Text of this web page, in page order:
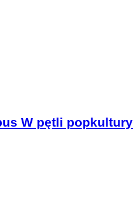
W pętli popkultury